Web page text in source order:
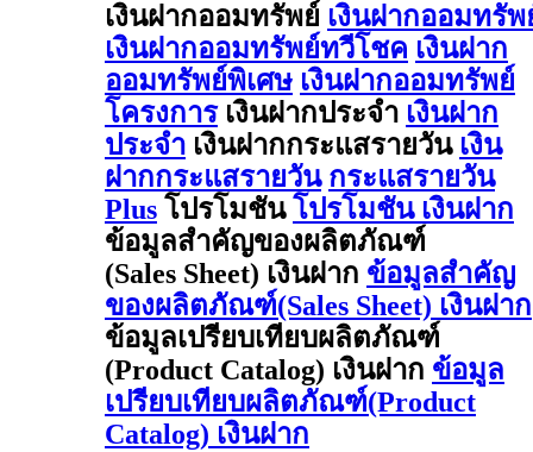
เงินฝากออมทรัพย์ เงินฝากออมทรัพ
เงินฝากออมทรัพย์ทวีโชค เงินฝาก
ออมทรัพย์พิเศษ เงินฝากออมทรัพย์
โครงการ เงินฝากประจำ เงินฝาก
ประจำ เงินฝากกระแสรายวัน เงิน
ฝากกระแสรายวัน กระแสรายวัน
Plus โปรโมชัน โปรโมชัน เงินฝาก
ข้อมูลสำคัญของผลิตภัณฑ์
(Sales Sheet) เงินฝาก ข้อมูลสำคัญ
ของผลิตภัณฑ์(Sales Sheet) เงินฝาก
ข้อมูลเปรียบเทียบผลิตภัณฑ์
(Product Catalog) เงินฝาก ข้อมูล
เปรียบเทียบผลิตภัณฑ์(Product
Catalog) เงินฝาก